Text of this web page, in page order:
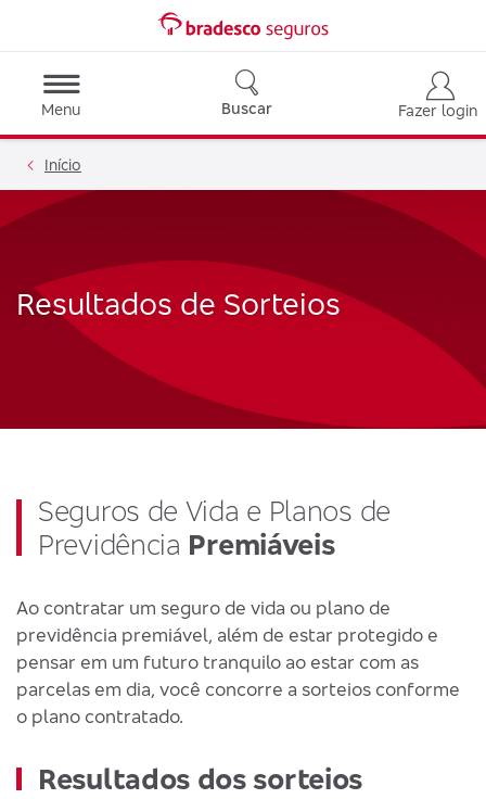
Menu Buscar Fazer login
Início
Resultados de Sorteios
Seguros de Vida e Planos de
Previdência Premiáveis
Ao contratar um seguro de vida ou plano de
previdência premiável, além de estar protegido e
pensar em um futuro tranquilo ao estar com as
parcelas em dia, você concorre a sorteios conforme
o plano contratado.
Resultados dos sorteios